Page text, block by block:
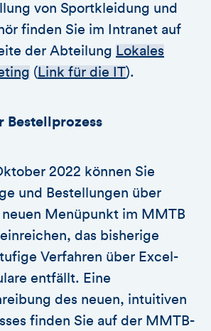
von Sportkleidung und
finden Sie im Intranet auf
der Abteilung Lokales
( Link für die IT).
Bestellprozess
2022 können Sie
und Bestellungen über
neuen Menüpunkt im MMTB
das bisherige
Verfahren über Excel-
entfällt. Eine
des neuen, intuitiven
finden Sie auf der MMTB-